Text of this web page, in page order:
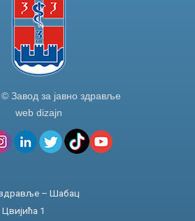
Завод за јавно здравље
web dizajn
здравље – Шабац
1